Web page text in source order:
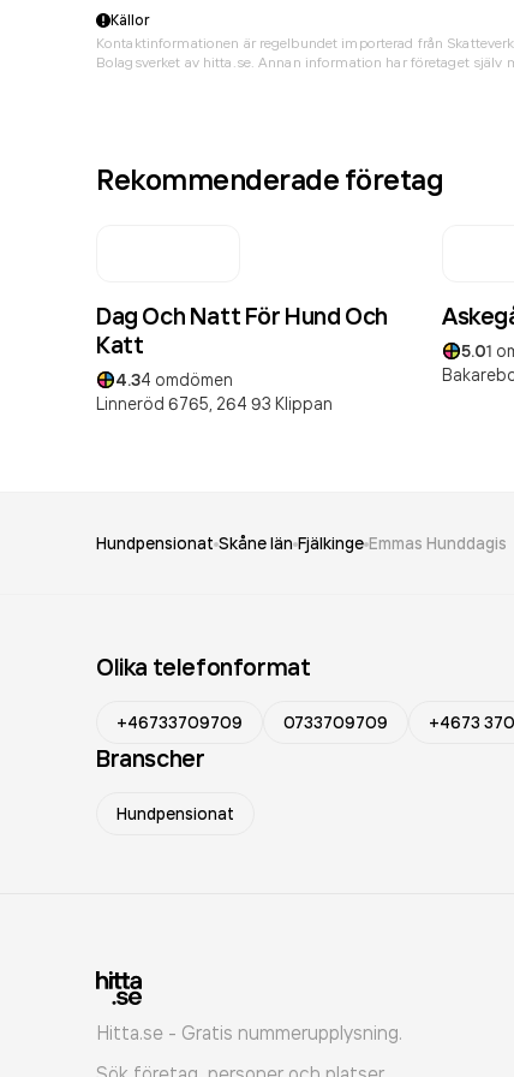
Källor
Kontaktinformationen är regelbundet importerad från
Bolagsverket av hitta.se. Annan information har företaget själv
Rekommenderade företag
Dag Och Natt För Hund Och
Katt
4.34 omdömen
Linneröd 6765, 264 93 Klippan
5.01
Hundpensionat Skåne län Fjälkinge Emmas Hunddagis
Olika telefonformat
+46733709709 0733709709 +4673
Branscher
Hundpensionat
Hitta.se - Gratis nummerupplysning.